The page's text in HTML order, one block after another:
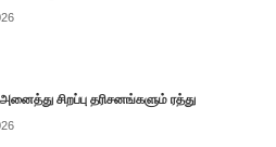
அனைத்து சிறப்பு தரிசனங்களும் ரத்து